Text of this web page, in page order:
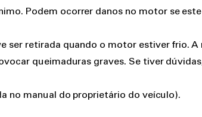
Podem ocorrer danos no motor se
ser retirada quando o motor estiver frio.
queimaduras graves. Se tiver
no manual do proprietário do veículo).